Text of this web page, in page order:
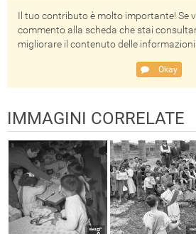
Il tuo contributo è molto importante! Se
commento alla scheda che stai
migliorare il contenuto delle
Okay
IMMAGINI CORRELATE